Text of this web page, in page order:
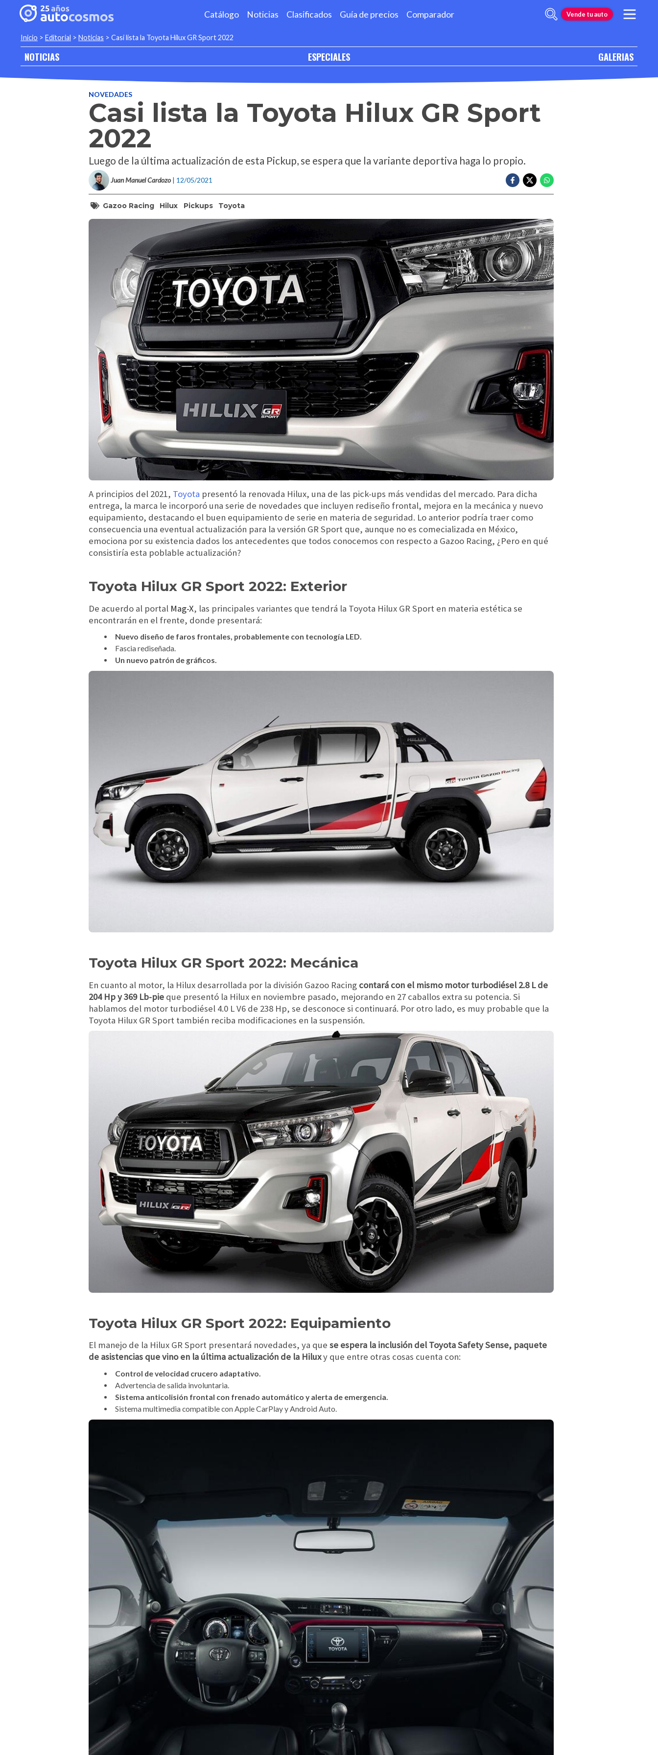
Catálogo Noticias Clasificados Guía de precios Comparador Vende tu auto
Inicio > Editorial > Noticias > Casi lista la Toyota Hilux GR Sport 2022
NOTICIAS ESPECIALES GALERIAS
NOVEDADES
Casi lista la Toyota Hilux GR Sport
2022
Luego de la última actualización de esta Pickup, se espera que la variante deportiva haga lo propio.
Juan Manuel Cardozo | 12/05/2021
Gazoo Racing Hilux Pickups Toyota
A principios del 2021, Toyota presentó la renovada Hilux, una de las pick-ups más vendidas del mercado. Para dicha
entrega, la marca le incorporó una serie de novedades que incluyen rediseño frontal, mejora en la mecánica y nuevo
equipamiento, destacando el buen equipamiento de serie en materia de seguridad. Lo anterior podría traer como
consecuencia una eventual actualización para la versión GR Sport que, aunque no es comecializada en México,
emociona por su existencia dados los antecedentes que todos conocemos con respecto a Gazoo Racing, ¿Pero en qué
consistiría esta poblable actualización?
Toyota Hilux GR Sport 2022: Exterior
De acuerdo al portal Mag-X, las principales variantes que tendrá la Toyota Hilux GR Sport en materia estética se
encontrarán en el frente, donde presentará:
Nuevo diseño de faros frontales, probablemente con tecnología LED.
Fascia rediseñada.
Un nuevo patrón de gráficos.
Toyota Hilux GR Sport 2022: Mecánica
En cuanto al motor, la Hilux desarrollada por la división Gazoo Racing contará con el mismo motor turbodiésel 2.8 L de
204 Hp y 369 Lb-pie que presentó la Hilux en noviembre pasado, mejorando en 27 caballos extra su potencia. Si
hablamos del motor turbodiésel 4.0 L V6 de 238 Hp, se desconoce si continuará. Por otro lado, es muy probable que la
Toyota Hilux GR Sport también reciba modificaciones en la suspensión.
Toyota Hilux GR Sport 2022: Equipamiento
El manejo de la Hilux GR Sport presentará novedades, ya que se espera la inclusión del Toyota Safety Sense, paquete
de asistencias que vino en la última actualización de la Hiluxy que entre otras cosas cuenta con:
Control de velocidad crucero adaptativo.
Advertencia de salida involuntaria.
Sistema anticolisión frontal con frenado automático y alerta de emergencia.
Sistema multimedia compatible con Apple CarPlay y Android Auto.